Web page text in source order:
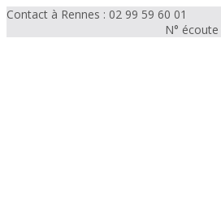
Contact à Rennes : 02 99 59 60 01
N°